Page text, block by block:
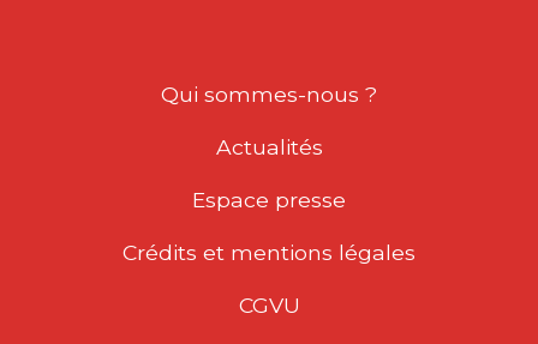
Qui sommes-nous ?
Actualités
Espace presse
Crédits et mentions légales
CGVU